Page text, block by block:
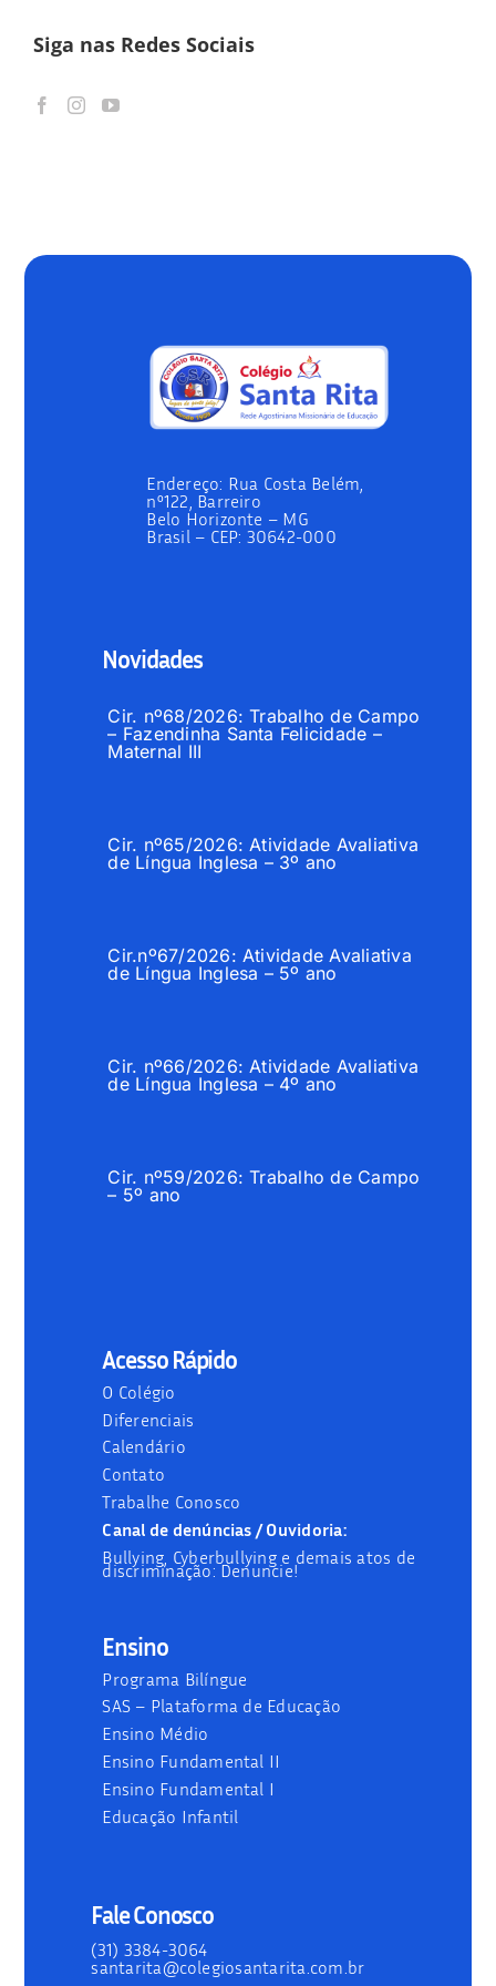
Siga nas Redes Sociais
Endereço: Rua Costa Belém,
nº122, Barreiro
Belo Horizonte – MG
Brasil – CEP: 30642-000
Novidades
Cir. nº68/2026: Trabalho de Campo
– Fazendinha Santa Felicidade –
Maternal III
Cir. nº65/2026: Atividade Avaliativa
de Língua Inglesa – 3º ano
Cir.nº67/2026: Atividade Avaliativa
de Língua Inglesa – 5º ano
Cir. nº66/2026: Atividade Avaliativa
de Língua Inglesa – 4º ano
Cir. nº59/2026: Trabalho de Campo
– 5º ano
Acesso Rápido
O Colégio
Diferenciais
Calendário
Contato
Trabalhe Conosco
Canal de denúncias / Ouvidoria:
Bullying, Cyberbullying e demais atos de
discriminação: Denuncie!
Ensino
Programa Bilíngue
SAS – Plataforma de Educação
Ensino Médio
Ensino Fundamental II
Ensino Fundamental I
Educação Infantil
Fale Conosco
(31) 3384-3064
santarita@colegiosantarita.com.br